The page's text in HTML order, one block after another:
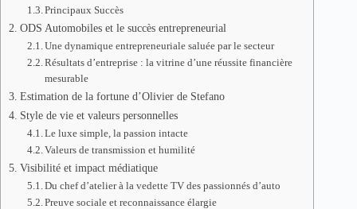
Principaux Succès
ODS Automobiles et le succès entrepreneurial
Une dynamique entrepreneuriale saluée par le secteur
Résultats d’entreprise : la vitrine d’une réussite financière
mesurable
Estimation de la fortune d’Olivier de Stefano
Style de vie et valeurs personnelles
Le luxe simple, la passion intacte
Valeurs de transmission et humilité
Visibilité et impact médiatique
Du chef d’atelier à la vedette TV des passionnés d’auto
Preuve sociale et reconnaissance élargie